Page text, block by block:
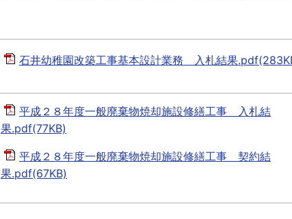
石井幼稚園改築工事基本設計業務 入札結果
平成２８年度一般廃棄物焼却施設修繕工事 入札結
果.pdf(77KB)
平成２８年度一般廃棄物焼却施設修繕工事 契約結
果.pdf(67KB)